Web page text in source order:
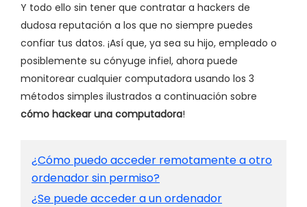
Y todo ello sin tener que contratar a hackers de
dudosa reputación a los que no siempre puedes
confiar tus datos. ¡Así que, ya sea su hijo, empleado o
posiblemente su cónyuge infiel, ahora puede
monitorear cualquier computadora usando los 3
métodos simples ilustrados a continuación sobre
cómo hackear una computadora!
¿Cómo puedo acceder remotamente a otro
ordenador sin permiso?
¿Se puede acceder a un ordenador